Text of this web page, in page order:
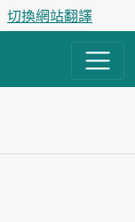
切換網站翻譯